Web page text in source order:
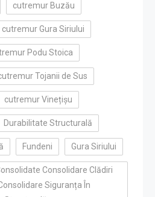
cutremur Buzău
cutremur Gura Siriului
Podu Stoica
Tojanii de Sus
cutremur Vinețișu
Durabilitate Structurală
Fundeni Gura Siriului
Consolidare Clădiri
Siguranța În